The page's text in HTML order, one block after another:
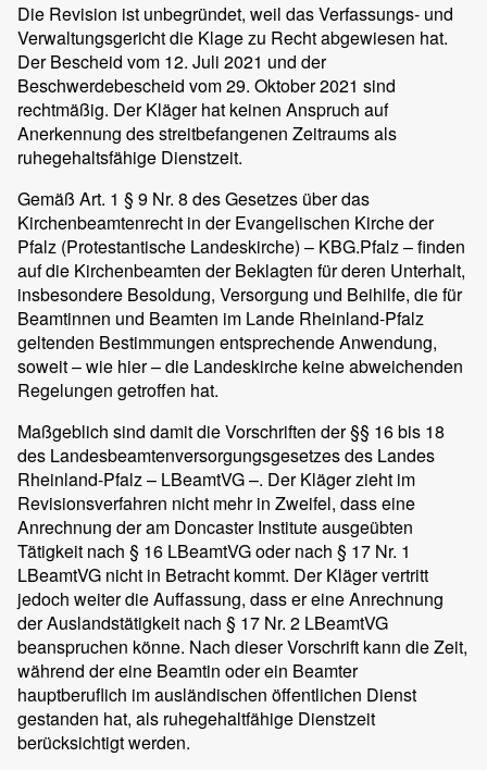
Die Revision ist unbegründet, weil das Verfassungs- und
Verwaltungsgericht die Klage zu Recht abgewiesen hat.
Der Bescheid vom 12. Juli 2021 und der
Beschwerdebescheid vom 29. Oktober 2021 sind
rechtmäßig. Der Kläger hat keinen Anspruch auf
Anerkennung des streitbefangenen Zeitraums als
ruhegehaltsfähige Dienstzeit.
Gemäß Art. 1 § 9 Nr. 8 des Gesetzes über das
Kirchenbeamtenrecht in der Evangelischen Kirche der
Pfalz (Protestantische Landeskirche) – KBG.Pfalz – finden
auf die Kirchenbeamten der Beklagten für deren Unterhalt,
insbesondere Besoldung, Versorgung und Beihilfe, die für
Beamtinnen und Beamten im Lande Rheinland-Pfalz
geltenden Bestimmungen entsprechende Anwendung,
soweit – wie hier – die Landeskirche keine abweichenden
Regelungen getroffen hat.
Maßgeblich sind damit die Vorschriften der §§ 16 bis 18
des Landesbeamtenversorgungsgesetzes des Landes
Rheinland-Pfalz – LBeamtVG –. Der Kläger zieht im
Revisionsverfahren nicht mehr in Zweifel, dass eine
Anrechnung der am Doncaster Institute ausgeübten
Tätigkeit nach § 16 LBeamtVG oder nach § 17 Nr. 1
LBeamtVG nicht in Betracht kommt. Der Kläger vertritt
jedoch weiter die Auffassung, dass er eine Anrechnung
der Auslandstätigkeit nach § 17 Nr. 2 LBeamtVG
beanspruchen könne. Nach dieser Vorschrift kann die Zeit,
während der eine Beamtin oder ein Beamter
hauptberuflich im ausländischen öffentlichen Dienst
gestanden hat, als ruhegehaltfähige Dienstzeit
berücksichtigt werden.